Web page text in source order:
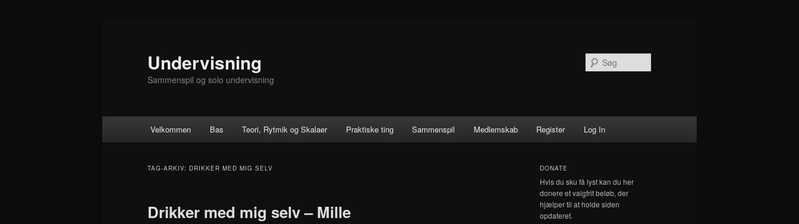
Undervisning
Sammenspil og solo undervisning
Velkommen Bas Teori, Rytmik og Skalaer Praktiske ting Sammenspil Medlemskab Register Log In
TAG-ARKIV: DRIKKER MED MIG SELV
Drikker med mig selv – Mille
DONATE
Hvis du sku få lyst kan du her
donere et valgfrit beløb, der
hjælper til at holde siden
opdateret.